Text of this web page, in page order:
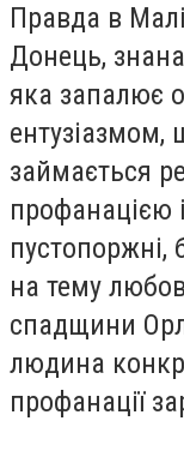
Правда в
Донець,
яка запалює
ентузіазмом,
займається
профанацією
пустопоржні,
на тему
спадщини
людина
профанації